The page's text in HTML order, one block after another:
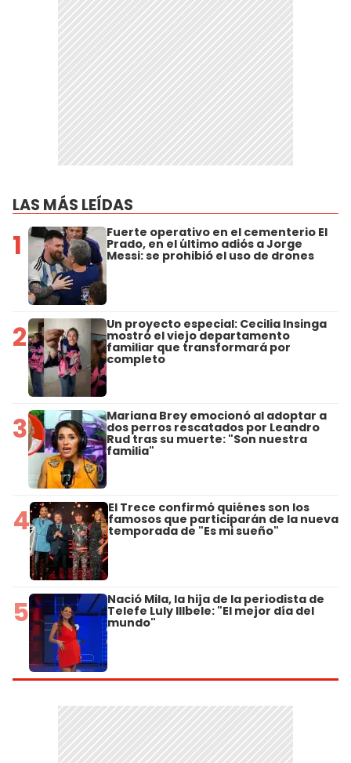
LAS MÁS LEÍDAS
1 Fuerte operativo en el cementerio El
Prado, en el último adiós a Jorge
Messi: se prohibió el uso de drones
2 Un proyecto especial: Cecilia Insinga
mostró el viejo departamento
familiar que transformará por
completo
3 Mariana Brey emocionó al adoptar a
dos perros rescatados por Leandro
Rud tras su muerte: "Son nuestra
familia"
4 El Trece confirmó quiénes son los
famosos que participarán de la nueva
temporada de "Es mi sueño"
5 Nació Mila, la hija de la periodista de
Telefe Luly Illbele: "El mejor día del
mundo"